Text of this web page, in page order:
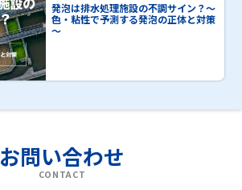
発泡は排水処理施設の不調サイン？～
色・粘性で予測する発泡の正体と対策
～
お問い合わせ
CONTACT